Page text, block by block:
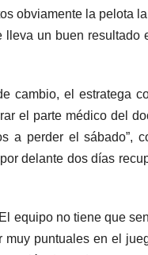
obviamente la pelota
un buen
cambio, el estratega
el parte médico del
a perder el sábado”,
delante dos días
equipo no tiene que
puntuales en el